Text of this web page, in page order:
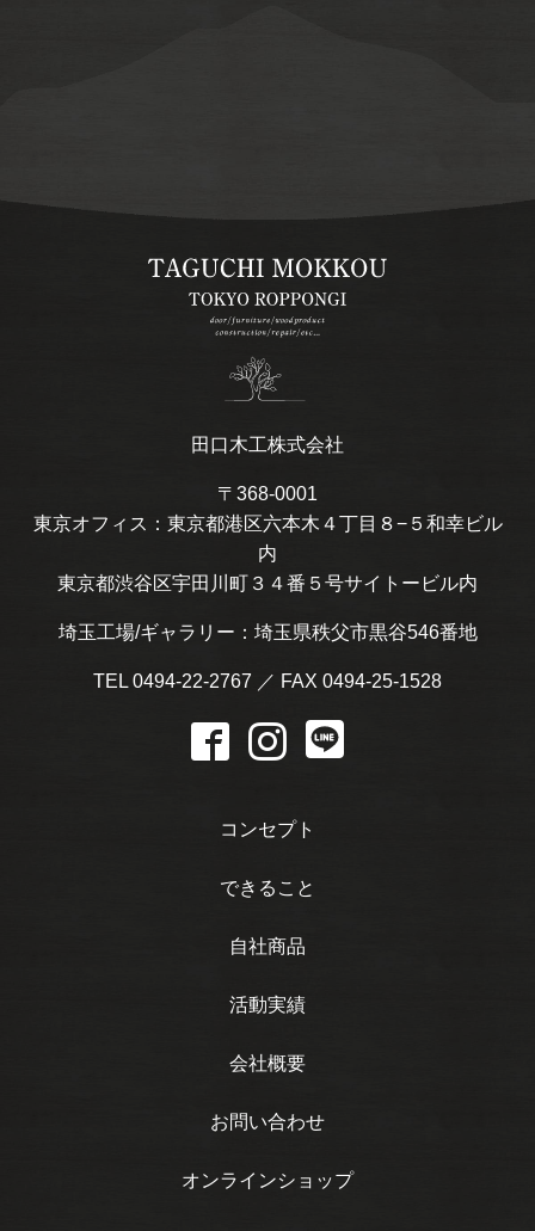
田口木工株式会社
〒368-0001
東京オフィス：東京都港区六本木４丁目８−５和幸ビル
内
東京都渋谷区宇田川町３４番５号サイトービル内
埼玉工場/ギャラリー：埼玉県秩父市黒谷546番地
TEL 0494-22-2767 ／ FAX 0494-25-1528
コンセプト
できること
自社商品
活動実績
会社概要
お問い合わせ
オンラインショップ